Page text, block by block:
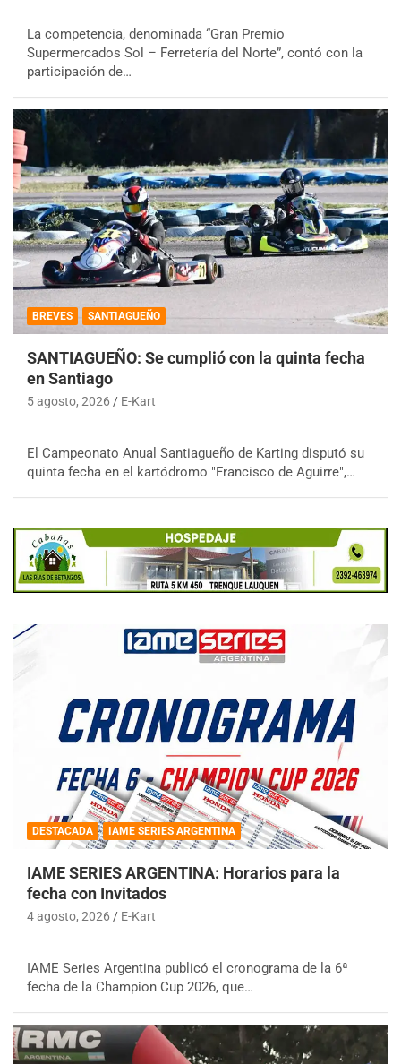
La competencia, denominada “Gran Premio
Supermercados Sol – Ferretería del Norte”, contó con la
participación de…
BREVES SANTIAGUEÑO
SANTIAGUEÑO: Se cumplió con la quinta fecha
en Santiago
5 agosto, 2026 E-Kart
El Campeonato Anual Santiagueño de Karting disputó su
quinta fecha en el kartódromo "Francisco de Aguirre",…
DESTACADA IAME SERIES ARGENTINA
IAME SERIES ARGENTINA: Horarios para la
fecha con Invitados
4 agosto, 2026 E-Kart
IAME Series Argentina publicó el cronograma de la 6ª
fecha de la Champion Cup 2026, que…